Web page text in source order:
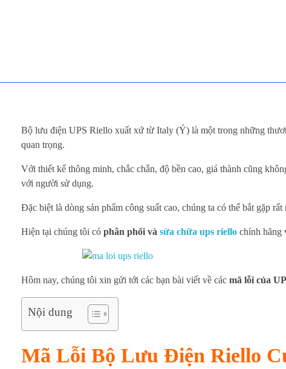
M
ã
L
i
P
S
R
i
Bộ lưu điện UPS Riello xuất xứ từ Italy (Ý) là một trong những
quan trọng.
Với thiết kế thông minh, chắc chắn, độ bền cao, giá thành cũng
với người sử dụng.
Đặc biệt là dòng sản phẩm công suất cao, chúng ta có thể bắt gặp
Hiện tại chúng tôi có phân phối và sửa chữa ups riello chính hãng
Hôm nay, chúng tôi xin gửi tới các bạn bài viết về các mã lỗi của
Nội dung
Mã Lỗi Bộ Lưu Điện Riello